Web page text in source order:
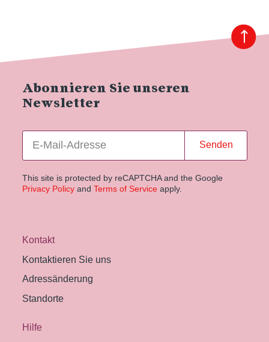
Abonnieren Sie unseren
Newsletter
Senden
This site is protected by reCAPTCHA and the Google
Privacy Policyand Terms of Service apply.
Kontakt
Kontaktieren Sie uns
Adressänderung
Standorte
Hilfe